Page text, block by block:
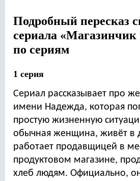
Подробный пересказ
сериала «Магазинчик
по сериям
1 серия
Сериал рассказывает про
имени Надежда, которая
простую жизненную
обычная женщина, живёт в
работает продавщицей в
продуктовом магазине,
хлеб людям. Официально,